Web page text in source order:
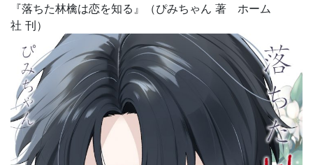
『落ちた林檎は恋を知る 』（ぴみちゃん 著 ホーム
社 刊）